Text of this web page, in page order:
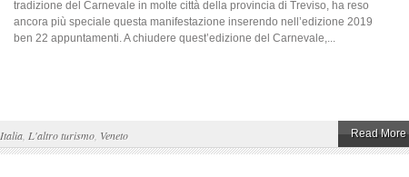
tradizione del Carnevale in molte città della provincia di Treviso, ha reso
ancora più speciale questa manifestazione inserendo nell’edizione 2019
ben 22 appuntamenti. A chiudere quest’edizione del Carnevale,...
Italia L'altro turismo Veneto Read More